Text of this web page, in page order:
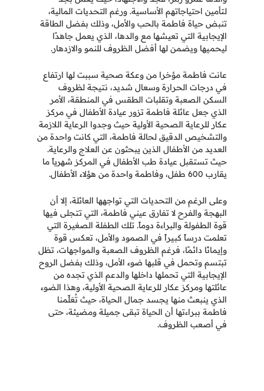
لتأمين احتياجاتهم الأساسية. ورغم التحديات المالية،
تنبض حياة فاطمة بالحب والأمل، وذلك بفضل الطاقة
الإيجابية التي تعيشها مع والدها، الذي يعمل جاهدًا
ليحميها ويضمن لها أفضل الظروف للنمو والازدهار.
عانت فاطمة مؤخرا من وعكة صحية سببت لها ارتفاع
في درجات الحرارة وسعال شديد، نتيجة لظروف
السكن الصعبة وتقلبات الطقس في المنطقة، الأمر
الذي جعل عائلة فاطمة تزور عيادة الأطفال في مركز
عكار للرعاية الصحية الأولية حيث وجدوا الرعاية اللازمة
والتشخيص الدقيق لحالة فاطمة، التي كانت واحدة من
العديد من الأطفال الذين يبحثون عن العلاج والرعاية.
حيث تستقبل عيادة طب الأطفال في المركز شهرياً ما
يقارب 600 طفل، وفاطمة واحدة من هؤلاء الأطفال.
وعلى الرغم من التحديات التي تواجهها العائلة، إلا أن
البهجة والفرح لا تفارق عيني فاطمة، التي تتجلى فيها
قوة الطفولة والبراءة دوماً. تلك الطفلة الصغيرة التي
تعلمت درساً كبيراً في الصمود والأمل، تعكس قوة
وإيمانًا دائمًا، فرغم الظروف الصعبة والمواجهات، تظل
تبتسم وتحمل في قلبها ضوء الأمل، وذلك بفضل الروح
الإيجابية التي تحملها داخلها والدعم الذي تجده من
عائلتها ومركز عكار للرعاية الصحية الأولية، وهذا الضوء
الذي ينبعث منها يجسد جمال الحياة، حيث تُعَلِّمنا
فاطمة ببراءتها أن الحياة تبقى جميلة ومضيئة، حتى
في أصعب الظروف.